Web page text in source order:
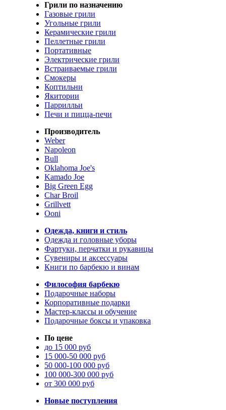
Грили по назначению
Газовые грили
Угольные грили
Керамические грили
Пеллетные грили
Портативные
Электрические грили
Встраиваемые грили
Смокеры
Коптильни
Якитории
Паррилльи
Печи и пицца-печи
Производитель
Weber
Napoleon
Bull
Oklahoma Joe's
Kamado Joe
Big Green Egg
Char Broil
Grillvett
Ooni
Одежда, книги и стиль
Одежда и головные уборы
Фартуки, перчатки и рукавицы
Сувениры и аксессуары
Книги по барбекю и винам
Философия барбекю
Подарочные наборы
Корпоративные подарки
Мастер-классы и обучение
Подарочные боксы и упаковка
По цене
до 15 000 руб
15 000-50 000 руб
50 000-100 000 руб
100 000-300 000 руб
от 300 000 руб
Новые поступления